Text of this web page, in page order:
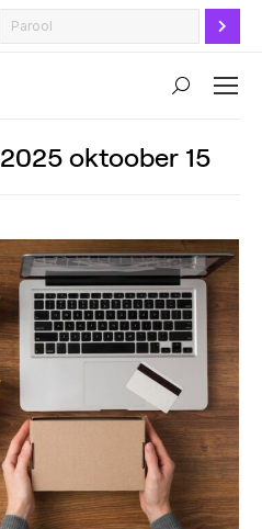
Search:
2025 oktoober 15